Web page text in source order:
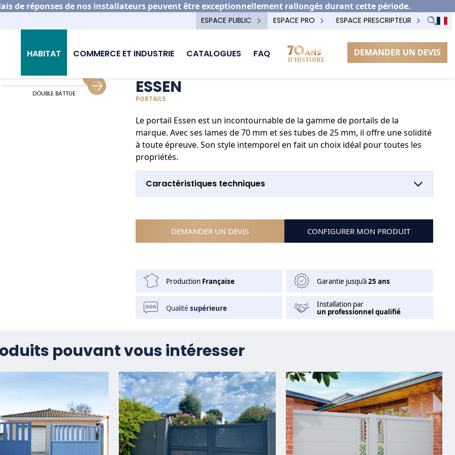
de réponses de nos installateurs peuvent être exceptionnellement rallongés durant cette période.
ESPACE PUBLIC ESPACE PRO ESPACE PRESCRIPTEUR
HABITAT COMMERCE ET INDUSTRIE CATALOGUES FAQ DEMANDER UN DEVIS
portail aluminium Essen
DOUBLE BATTUE GUIDAGE COULISSANT
ESSEN
PORTAILS
Le portail Essen est un incontournable de la gamme de portails de la
marque. Avec ses lames de 70 mm et ses tubes de 25 mm, il offre une solidité
à toute épreuve. Son style intemporel en fait un choix idéal pour toutes les
propriétés.
Caractéristiques techniques
DEMANDER UN DEVIS CONFIGURER MON PRODUIT
Production Française Garantie jusqu’à25 ans
Qualitésupérieure
Installation par
un professionnel qualifié
pouvant vous intéresser